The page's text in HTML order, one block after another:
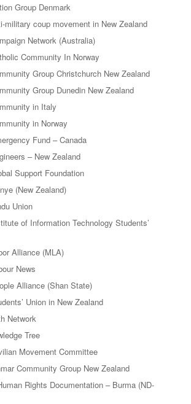
Group Denmark
military coup movement in New Zealand
Network (Australia)
Community In Norway
Group Christchurch New Zealand
Group Dunedin New Zealand
in Italy
in Norway
Fund – Canada
– New Zealand
Support Foundation
(New Zealand)
Union
of Information Technology Students’
Alliance (MLA)
News
Alliance (Shan State)
Union in New Zealand
Network
Tree
Movement Committee
Community Group New Zealand
Rights Documentation – Burma (ND-